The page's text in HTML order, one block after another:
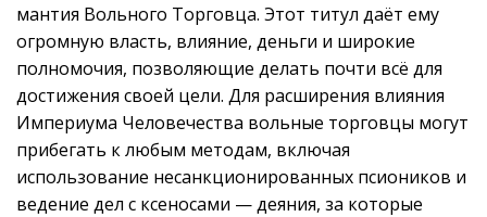
мантия Вольного Торговца. Этот титул даёт ему
огромную власть, влияние, деньги и широкие
полномочия, позволяющие делать почти всё для
достижения своей цели. Для расширения влияния
Империума Человечества вольные торговцы могут
прибегать к любым методам, включая
использование несанкционированных псиоников и
ведение дел с ксеносами — деяния, за которые